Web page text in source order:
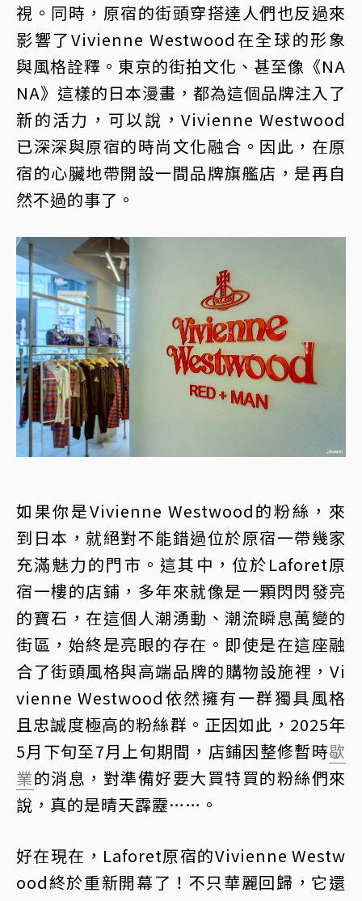
視。同時，原宿的街頭穿搭達人們也反過來
影響了Vivienne Westwood在全球的形象
與風格詮釋。東京的街拍文化、甚至像《NA
NA》這樣的日本漫畫，都為這個品牌注入了
新的活力，可以說，Vivienne Westwood
已深深與原宿的時尚文化融合。因此，在原
宿的心臟地帶開設一間品牌旗艦店，是再自
然不過的事了。
如果你是Vivienne Westwood的粉絲，來
到日本，就絕對不能錯過位於原宿一帶幾家
充滿魅力的門市。這其中，位於Laforet原
宿一樓的店鋪，多年來就像是一顆閃閃發亮
的寶石，在這個人潮湧動、潮流瞬息萬變的
街區，始終是亮眼的存在。即使是在這座融
合了街頭風格與高端品牌的購物設施裡，Vi
vienne Westwood依然擁有一群獨具風格
且忠誠度極高的粉絲群。正因如此，2025年
5月下旬至7月上旬期間，店鋪因整修暫時歇
業的消息，對準備好要大買特買的粉絲們來
說，真的是晴天霹靂……。
好在現在，Laforet原宿的Vivienne Westw
ood終於重新開幕了！不只華麗回歸，它還